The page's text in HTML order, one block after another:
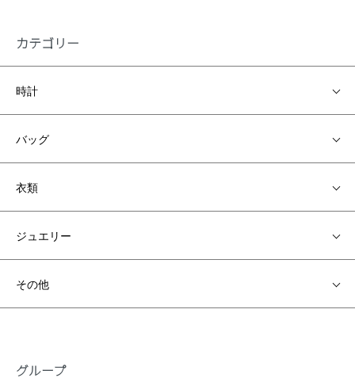
カテゴリー
時計
バッグ
衣類
ジュエリー
その他
グループ